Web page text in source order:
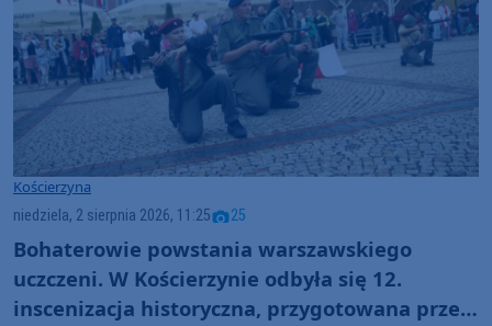
Kościerzyna
niedziela, 2 sierpnia 2026, 11:25 25
Bohaterowie powstania warszawskiego
uczczeni. W Kościerzynie odbyła się 12.
inscenizacja historyczna, przygotowana przez